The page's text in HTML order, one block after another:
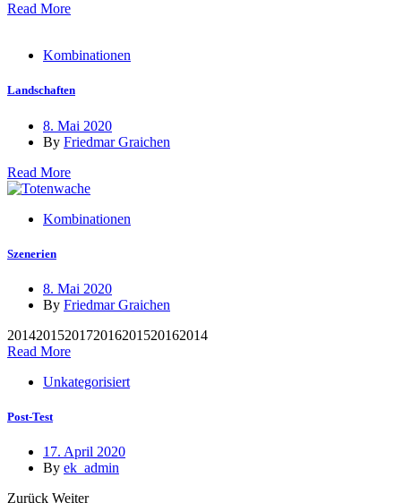
Read More
Kombinationen
Landschaften
8. Mai 2020
By Friedmar Graichen
Read More
Kombinationen
Szenerien
8. Mai 2020
By Friedmar Graichen
2014201520172016201520162014
Read More
Unkategorisiert
Post-Test
17. April 2020
By ek_admin
Zurück Weiter